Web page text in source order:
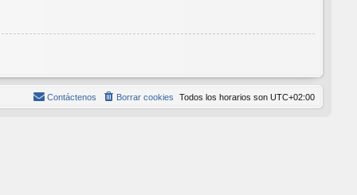
Todos los horarios son UTC+02:00
Borrar cookies
Contáctenos